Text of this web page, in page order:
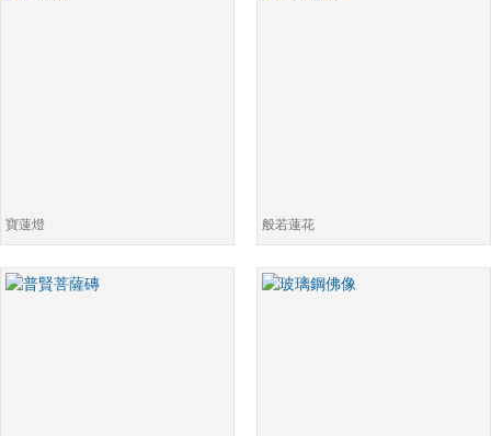
寶蓮燈 般若蓮花